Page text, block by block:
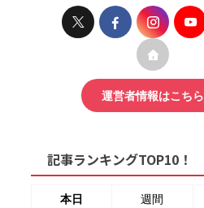
運営者情報はこちら
記事ランキングTOP10！
本日 週間